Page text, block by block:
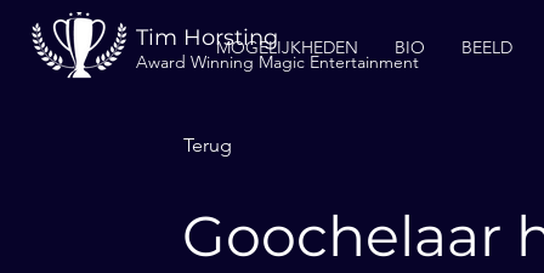
Tim Horsting
Award Winning Magic Entertainment
MOGELIJKHEDEN BIO BEELD
Terug
Goochelaar